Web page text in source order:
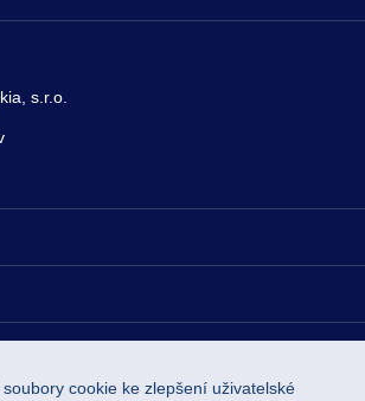
s.r.o.
cookie ke zlepšení uživatelské